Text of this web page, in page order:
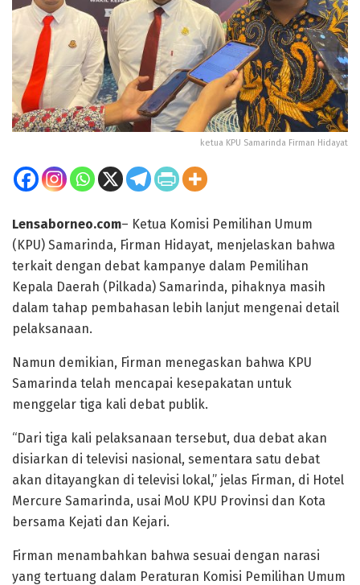
ketua KPU Samarinda Firman Hidayat
Lensaborneo.com– Ketua Komisi Pemilihan Umum
(KPU) Samarinda, Firman Hidayat, menjelaskan bahwa
terkait dengan debat kampanye dalam Pemilihan
Kepala Daerah (Pilkada) Samarinda, pihaknya masih
dalam tahap pembahasan lebih lanjut mengenai detail
pelaksanaan.
Namun demikian, Firman menegaskan bahwa KPU
Samarinda telah mencapai kesepakatan untuk
menggelar tiga kali debat publik.
“Dari tiga kali pelaksanaan tersebut, dua debat akan
disiarkan di televisi nasional, sementara satu debat
akan ditayangkan di televisi lokal,” jelas Firman, di Hotel
Mercure Samarinda, usai MoU KPU Provinsi dan Kota
bersama Kejati dan Kejari.
Firman menambahkan bahwa sesuai dengan narasi
yang tertuang dalam Peraturan Komisi Pemilihan Umum